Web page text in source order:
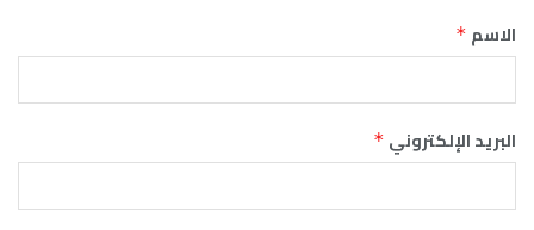
الاسم *
البريد الإلكتروني *